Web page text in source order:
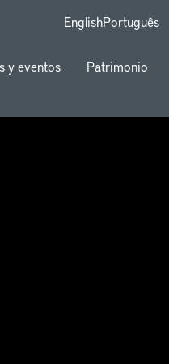
EnglishPortuguês
y eventos Patrimonio